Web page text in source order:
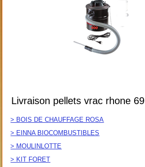
Livraison pellets vrac rhone 69
> BOIS DE CHAUFFAGE ROSA
> EINNA BIOCOMBUSTIBLES
> MOULINLOTTE
> KIT FORET